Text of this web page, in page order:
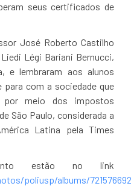
seus certificados de
José Roberto Castilho
Légi Bariani Bernucci,
e lembraram aos alunos
para com a sociedade que
por meio dos impostos
São Paulo, considerada a
Latina pela Times
estão no link
poliusp/albums/